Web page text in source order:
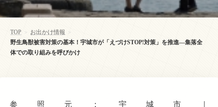
TOP > お出かけ情報 >
野生鳥獣被害対策の基本！宇城市が「えづけSTOP!対策」を推進—集落全
体での取り組みを呼びかけ
参照元：宇城市｜